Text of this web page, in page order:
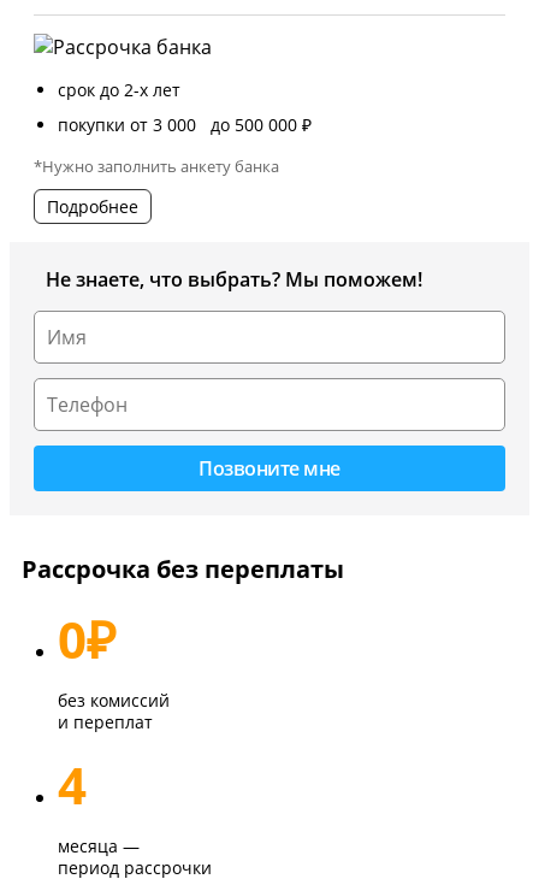
срок до 2-х лет
покупки от 3 000 до 500 000 ₽
*Нужно заполнить анкету банка
Подробнее
Не знаете, что выбрать? Мы поможем!
Рассрочка без переплаты
0₽
без комиссий
и переплат
4
месяца —
период рассрочки